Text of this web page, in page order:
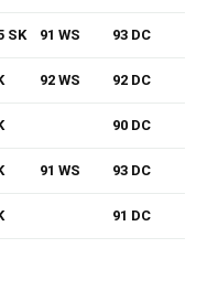
SK 91 WS 93 DC
92 WS 92 DC
90 DC
91 WS 93 DC
91 DC